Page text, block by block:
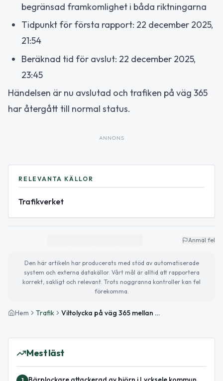
begränsad framkomlighet i båda riktningarna
Tidpunkt för första rapport: 22 december 2025,
21:54
Beräknad tid för avslut: 22 december 2025,
23:45
Händelsen är nu avslutad och trafiken på väg 365
har återgått till normal status.
ANNONS
RELEVANTA KÄLLOR
Trafikverket
Anmäl fel
Den här artikeln har producerats med stöd av automatiserade
system och externa datakällor. Vårt mål är alltid att rapportera
korrekt, sakligt och relevant. Trots noggranna kontroller kan fel
förekomma.
Hem Trafik Viltolycka på väg 365 mellan Husbondliden och Ruskträsk avslutad
Mest läst